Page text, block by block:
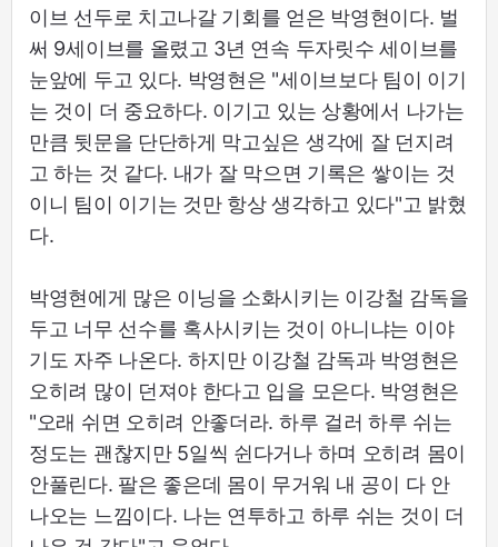
이브 선두로 치고나갈 기회를 얻은 박영현이다. 벌
써 9세이브를 올렸고 3년 연속 두자릿수 세이브를
눈앞에 두고 있다. 박영현은 "세이브보다 팀이 이기
는 것이 더 중요하다. 이기고 있는 상황에서 나가는
만큼 뒷문을 단단하게 막고싶은 생각에 잘 던지려
고 하는 것 같다. 내가 잘 막으면 기록은 쌓이는 것
이니 팀이 이기는 것만 항상 생각하고 있다"고 밝혔
다.
박영현에게 많은 이닝을 소화시키는 이강철 감독을
두고 너무 선수를 혹사시키는 것이 아니냐는 이야
기도 자주 나온다. 하지만 이강철 감독과 박영현은
오히려 많이 던져야 한다고 입을 모은다. 박영현은
"오래 쉬면 오히려 안좋더라. 하루 걸러 하루 쉬는
정도는 괜찮지만 5일씩 쉰다거나 하며 오히려 몸이
안풀린다. 팔은 좋은데 몸이 무거워 내 공이 다 안
나오는 느낌이다. 나는 연투하고 하루 쉬는 것이 더